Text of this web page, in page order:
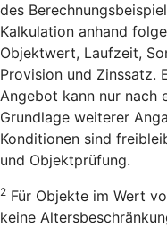
des
Kalkulation anhand
Objektwert, Laufzeit,
Provision und Zinssatz.
Angebot kann nur nach
Grundlage weiterer
Konditionen sind
und Objektprüfung.
2 Für Objekte im Wert
keine